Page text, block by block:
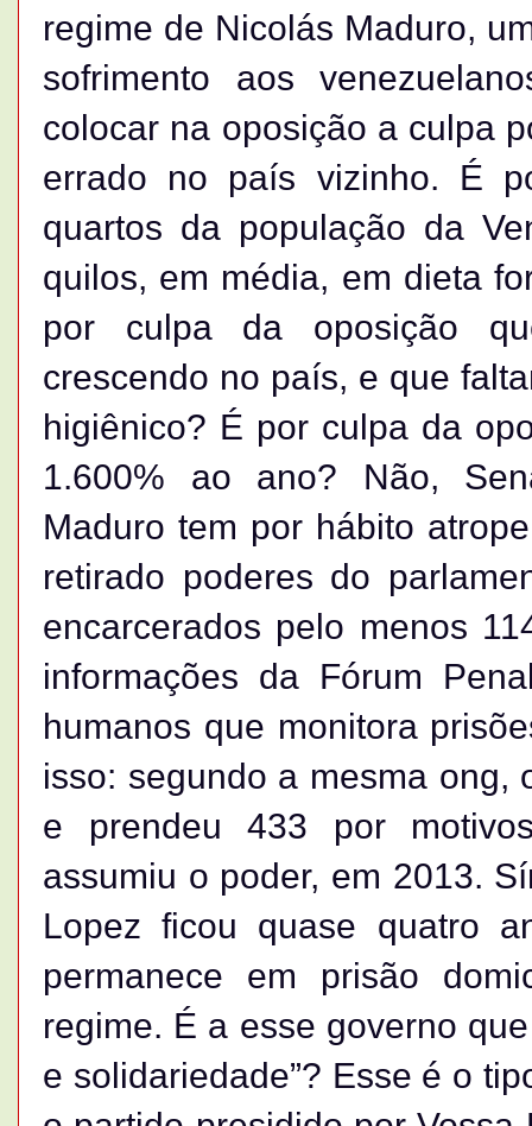
regime de Nicolás Maduro,
sofrimento aos
colocar na oposição a culpa
errado no país vizinho. É
quartos da população da
quilos, em média, em dieta
por culpa da oposição
crescendo no país, e que
higiênico? É por culpa da
1.600% ao ano? Não,
Maduro tem por hábito
retirado poderes do
encarcerados pelo menos
informações da Fórum
humanos que monitora
isso: segundo a mesma ong,
e prendeu 433 por
assumiu o poder, em 2013.
Lopez ficou quase quatro
permanece em prisão
regime. É a esse governo
e solidariedade”? Esse é o